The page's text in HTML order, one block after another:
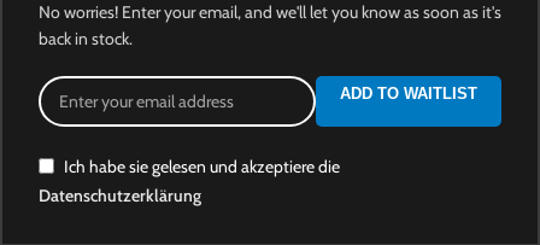
No worries! Enter your email, and we'll let you know as soon as it's
back in stock.
ADD TO WAITLIST
Ich habe sie gelesen und akzeptiere die
Datenschutzerklärung